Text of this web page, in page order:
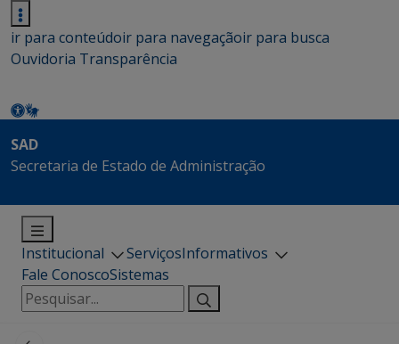
ir para conteúdoir para navegaçãoir para busca
Ouvidoria Transparência
SAD
Secretaria de Estado de Administração
Institucional ServiçosInformativos
Fale ConoscoSistemas
Pesquisar
por: